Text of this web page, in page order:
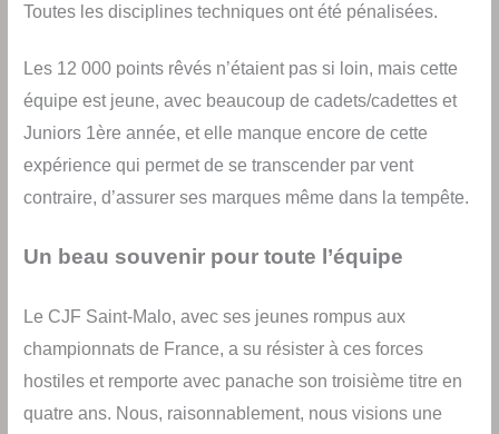
Toutes les disciplines techniques ont été pénalisées.
Les 12 000 points rêvés n’étaient pas si loin, mais cette
équipe est jeune, avec beaucoup de cadets/cadettes et
Juniors 1ère année, et elle manque encore de cette
expérience qui permet de se transcender par vent
contraire, d’assurer ses marques même dans la tempête.
Un beau souvenir pour toute l’équipe
Le CJF Saint-Malo, avec ses jeunes rompus aux
championnats de France, a su résister à ces forces
hostiles et remporte avec panache son troisième titre en
quatre ans. Nous, raisonnablement, nous visions une